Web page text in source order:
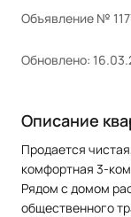
Объявление №
Обновлено:
Описание
Продается
комфортная 3-
Рядом с домом
общественного